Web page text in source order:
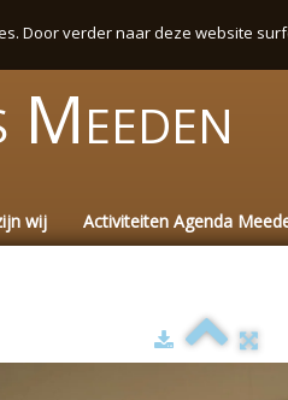
Door verder naar deze website
Meeden
wij Activiteiten Agenda